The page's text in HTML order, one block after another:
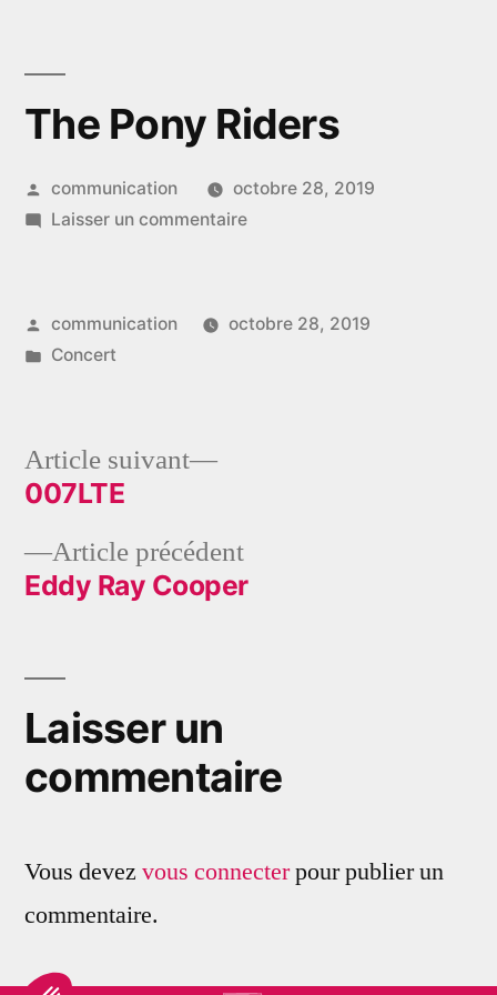
contenu
The Pony Riders
Publié
par
communication
octobre 28, 2019
Laisser un commentairesur
Riders
Publié
par
communication
octobre 28, 2019
Publié
Concert
Navigation
de
l’article
Article précédentArticle
précédent :
Eddy Ray Cooper
Article suivant
Article
007LTE
Laisser un
commentaire
Vous devez vous connecterpour publier un
commentaire.